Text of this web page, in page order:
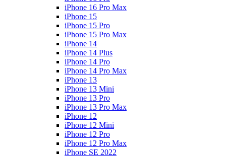
iPhone 16 Pro Max
iPhone 15
iPhone 15 Pro
iPhone 15 Pro Max
iPhone 14
iPhone 14 Plus
iPhone 14 Pro
iPhone 14 Pro Max
iPhone 13
iPhone 13 Mini
iPhone 13 Pro
iPhone 13 Pro Max
iPhone 12
iPhone 12 Mini
iPhone 12 Pro
iPhone 12 Pro Max
iPhone SE 2022